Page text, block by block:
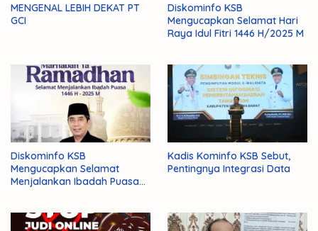
MENGENAL LEBIH DEKAT PT
GCI
Diskominfo KSB
Mengucapkan Selamat Hari
Raya Idul Fitri 1446 H/2025 M
Diskominfo KSB
Mengucapkan Selamat
Menjalankan Ibadah Puasa
Kadis Kominfo KSB Sebut,
Pentingnya Integrasi Data